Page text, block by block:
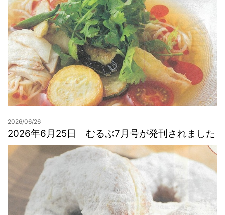
2026/06/26
2026年6月25日 むるぶ7月号が発刊されました